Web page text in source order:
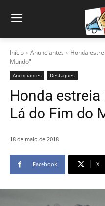
Início Anunciantes
Honda
Mundo"
Anunciantes Destaques
Honda estreia
Lá do Fim do
18 de maio de 2018
Facebook X